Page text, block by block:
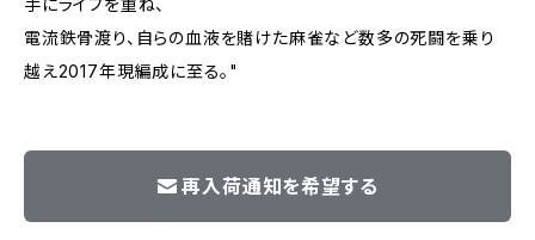
手にライブを重ね、
電流鉄骨渡り、自らの血液を賭けた麻雀など数多の死闘を乗り
越え2017年現編成に至る。"
再入荷通知を希望する